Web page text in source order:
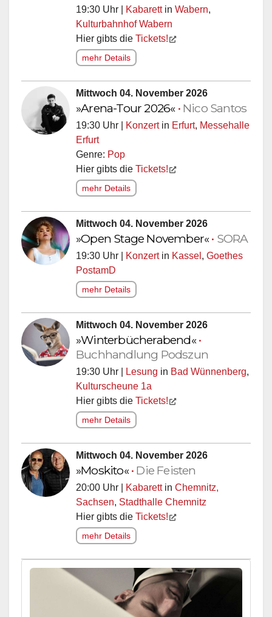
19:30 Uhr | Kabarettin Wabern
Kulturbahnhof Wabern
Hier gibts die Tickets!
mehr Details
Mittwoch 04. November 2026
»Arena-Tour 2026« • Nico Santos
19:30 Uhr | Konzertin Erfurt, Messehalle
Erfurt
Genre: Pop
Hier gibts die Tickets!
mehr Details
Mittwoch 04. November 2026
»Open Stage November«• SORA
19:30 Uhr | Konzertin Kassel Goethes
PostamD
mehr Details
Mittwoch 04. November 2026
»Winterbücherabend«•
Buchhandlung Podszun
19:30 Uhr | Lesung in Bad Wünnenberg
Kulturscheune 1a
Hier gibts die Tickets!
mehr Details
Mittwoch 04. November 2026
»Moskito«• Die Feisten
20:00 Uhr | Kabarettin Chemnitz,
Sachsen Stadthalle Chemnitz
Hier gibts die Tickets!
mehr Details